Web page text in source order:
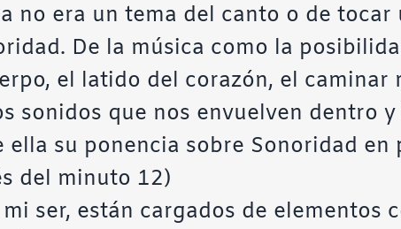
no era un tema del canto o de
De la música como la
el latido del corazón, el caminar
sonidos que nos envuelven dentro
ella su ponencia sobre Sonoridad
del minuto 12)
ser, están cargados de elementos